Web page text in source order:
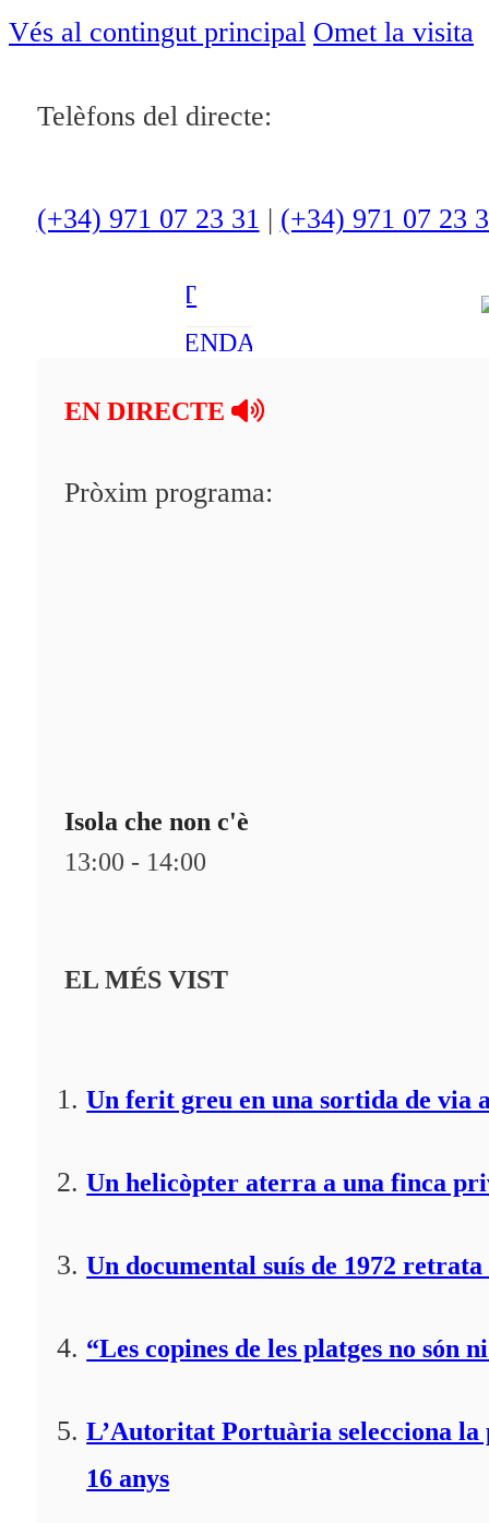
Vés al contingut principal Omet la visita
Telèfons del directe:
(+34) 971 07 23 31 | (+34) 971 07 23
CULTURA I
OCI
AMBIENT
AGENDA
Programació
EN DIRECTE
Pròxim programa:
Isola che non c'è
13:00 - 14:00
EL MÉS VIST
Un ferit greu en una sortida de via
Un helicòpter aterra a una finca
Un documental suís de 1972
“Les copines de les platges no
L’Autoritat Portuària selecciona
16 anys